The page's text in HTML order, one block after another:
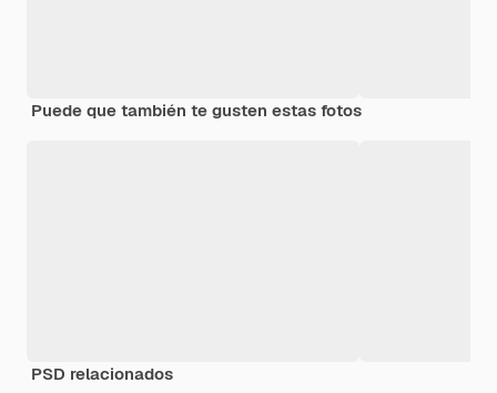
Puede que también te gusten estas fotos
PSD relacionados